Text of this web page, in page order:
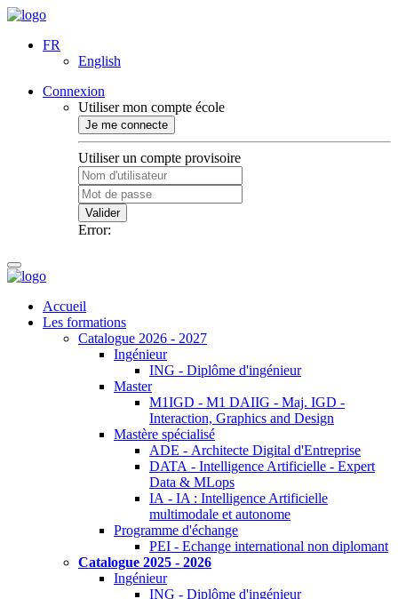
FR
English
Connexion
Utiliser mon compte école
Je me connecte
Utiliser un compte provisoire
Valider
Error:
Accueil
Les formations
Catalogue 2026 - 2027
Ingénieur
ING - Diplôme d'ingénieur
Master
M1IGD - M1 DAIIG - Maj. IGD -
Interaction, Graphics and Design
Mastère spécialisé
ADE - Architecte Digital d'Entreprise
DATA - Intelligence Artificielle - Expert
Data & MLops
IA - IA : Intelligence Artificielle
multimodale et autonome
Programme d'échange
PEI - Echange international non diplomant
Catalogue 2025 - 2026
Ingénieur
ING - Diplôme d'ingénieur